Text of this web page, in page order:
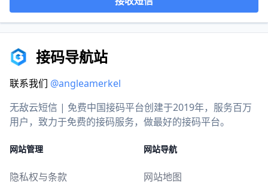
接码导航站
联系我们 @angleamerkel
无敌云短信 | 免费中国接码平台创建于2019年，服务百万
用户，致力于免费的接码服务，做最好的接码平台。
网站管理
隐私权与条款
网站导航
网站地图